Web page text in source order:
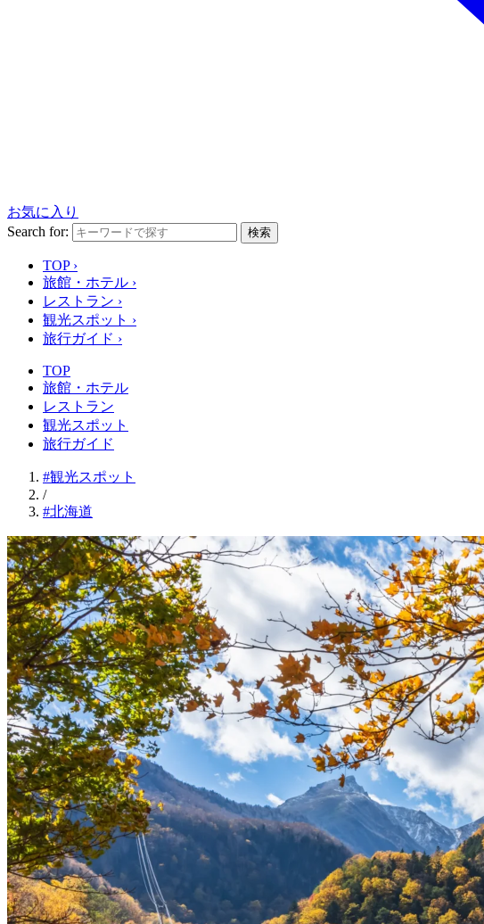
お気に入り
Search for:
検索
TOP ›
旅館・ホテル ›
レストラン ›
観光スポット ›
旅行ガイド ›
TOP
旅館・ホテル
レストラン
観光スポット
旅行ガイド
#観光スポット
/
#北海道